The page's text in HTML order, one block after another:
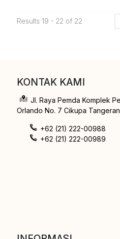
Results 19 - 22 of 22
KONTAK KAMI
Jl. Raya Pemda Komplek
Orlando No. 7 Cikupa
+62 (21) 222-00988
+62 (21) 222-00989